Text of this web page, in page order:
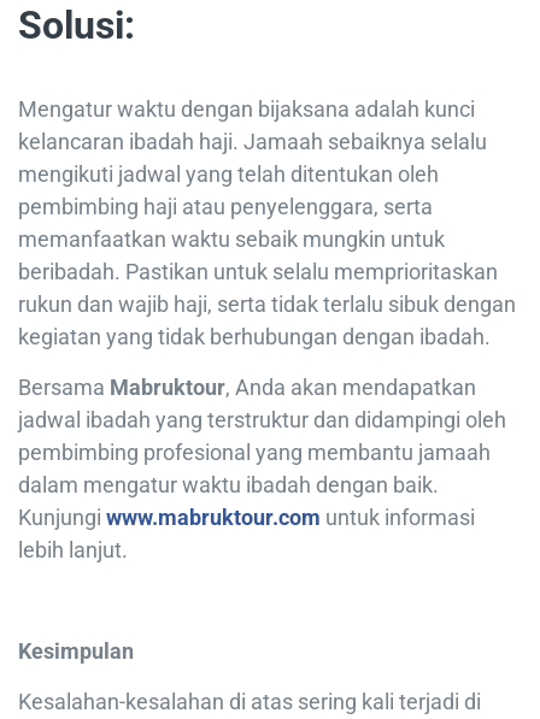
Solusi:
Mengatur waktu dengan bijaksana adalah kunci
kelancaran ibadah haji. Jamaah sebaiknya selalu
mengikuti jadwal yang telah ditentukan oleh
pembimbing haji atau penyelenggara, serta
memanfaatkan waktu sebaik mungkin untuk
beribadah. Pastikan untuk selalu memprioritaskan
rukun dan wajib haji, serta tidak terlalu sibuk dengan
kegiatan yang tidak berhubungan dengan ibadah.
Bersama Mabruktour, Anda akan mendapatkan
jadwal ibadah yang terstruktur dan didampingi oleh
pembimbing profesional yang membantu jamaah
dalam mengatur waktu ibadah dengan baik.
Kunjungi www.mabruktour.com untuk informasi
lebih lanjut.
Kesimpulan
Kesalahan-kesalahan di atas sering kali terjadi di